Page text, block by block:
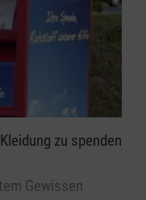
zu spenden
Gewissen